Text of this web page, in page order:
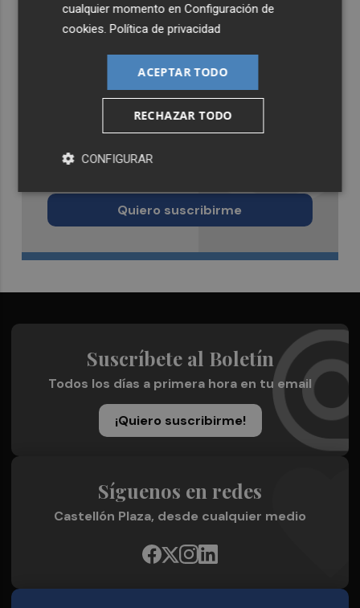
Recibe toda la actualidad de
Quiero suscribirme
Suscríbete al Boletín
Todos los días a primera hora en tu email
¡Quiero suscribirme!
Síguenos en redes
Castellón Plaza, desde cualquier medio
cualquier momento enConfiguración de
cookies .Política de privacidad
ACEPTAR TODO
RECHAZAR TODO
CONFIGURAR